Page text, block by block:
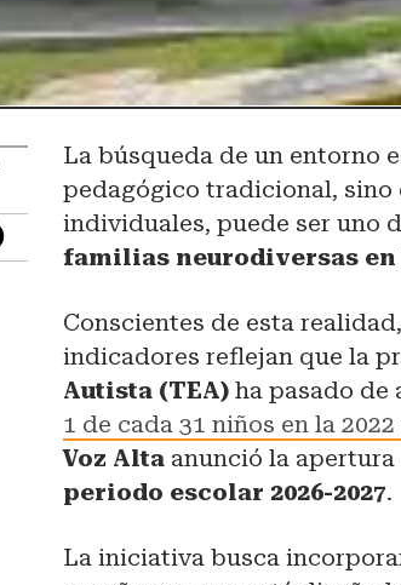
La búsqueda de un entorno
pedagógico tradicional, sino
individuales, puede ser uno
familias neurodiversas en
Conscientes de esta
indicadores reflejan que la
Autista (TEA) ha pasado de
1 de cada 31 niños en la
Voz Alta anunció la apertura
periodo escolar 2026-2027.
La iniciativa busca